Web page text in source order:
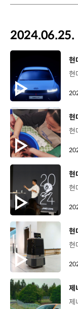
2024.06.25.
[
[현
[
[
[제